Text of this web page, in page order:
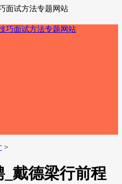
面试方法专题网站
>
戴德梁行前程